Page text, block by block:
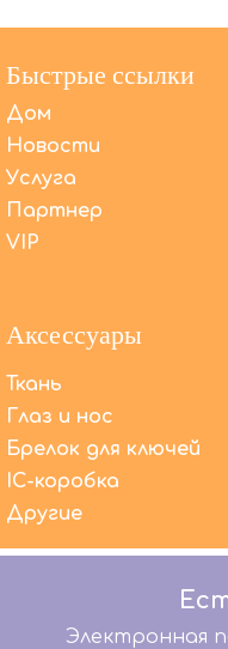
Быстрые ссылки
Дом
Новости
Услуга
Партнер
VIP
Аксессуары
Ткань
Глаз и нос
Брелок для ключей
IC-коробка
Другие
Электронная
Помимо OEM-
Мы предлагаем
OEM-
время мы
моделирование,
шаблон,